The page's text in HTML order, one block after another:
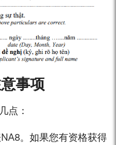
事项
点：
。如果您有资格获得